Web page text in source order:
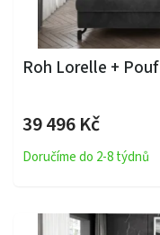
Roh Lorelle + Pouf
39 496 Kč
Doručíme do 2-8 týdnů